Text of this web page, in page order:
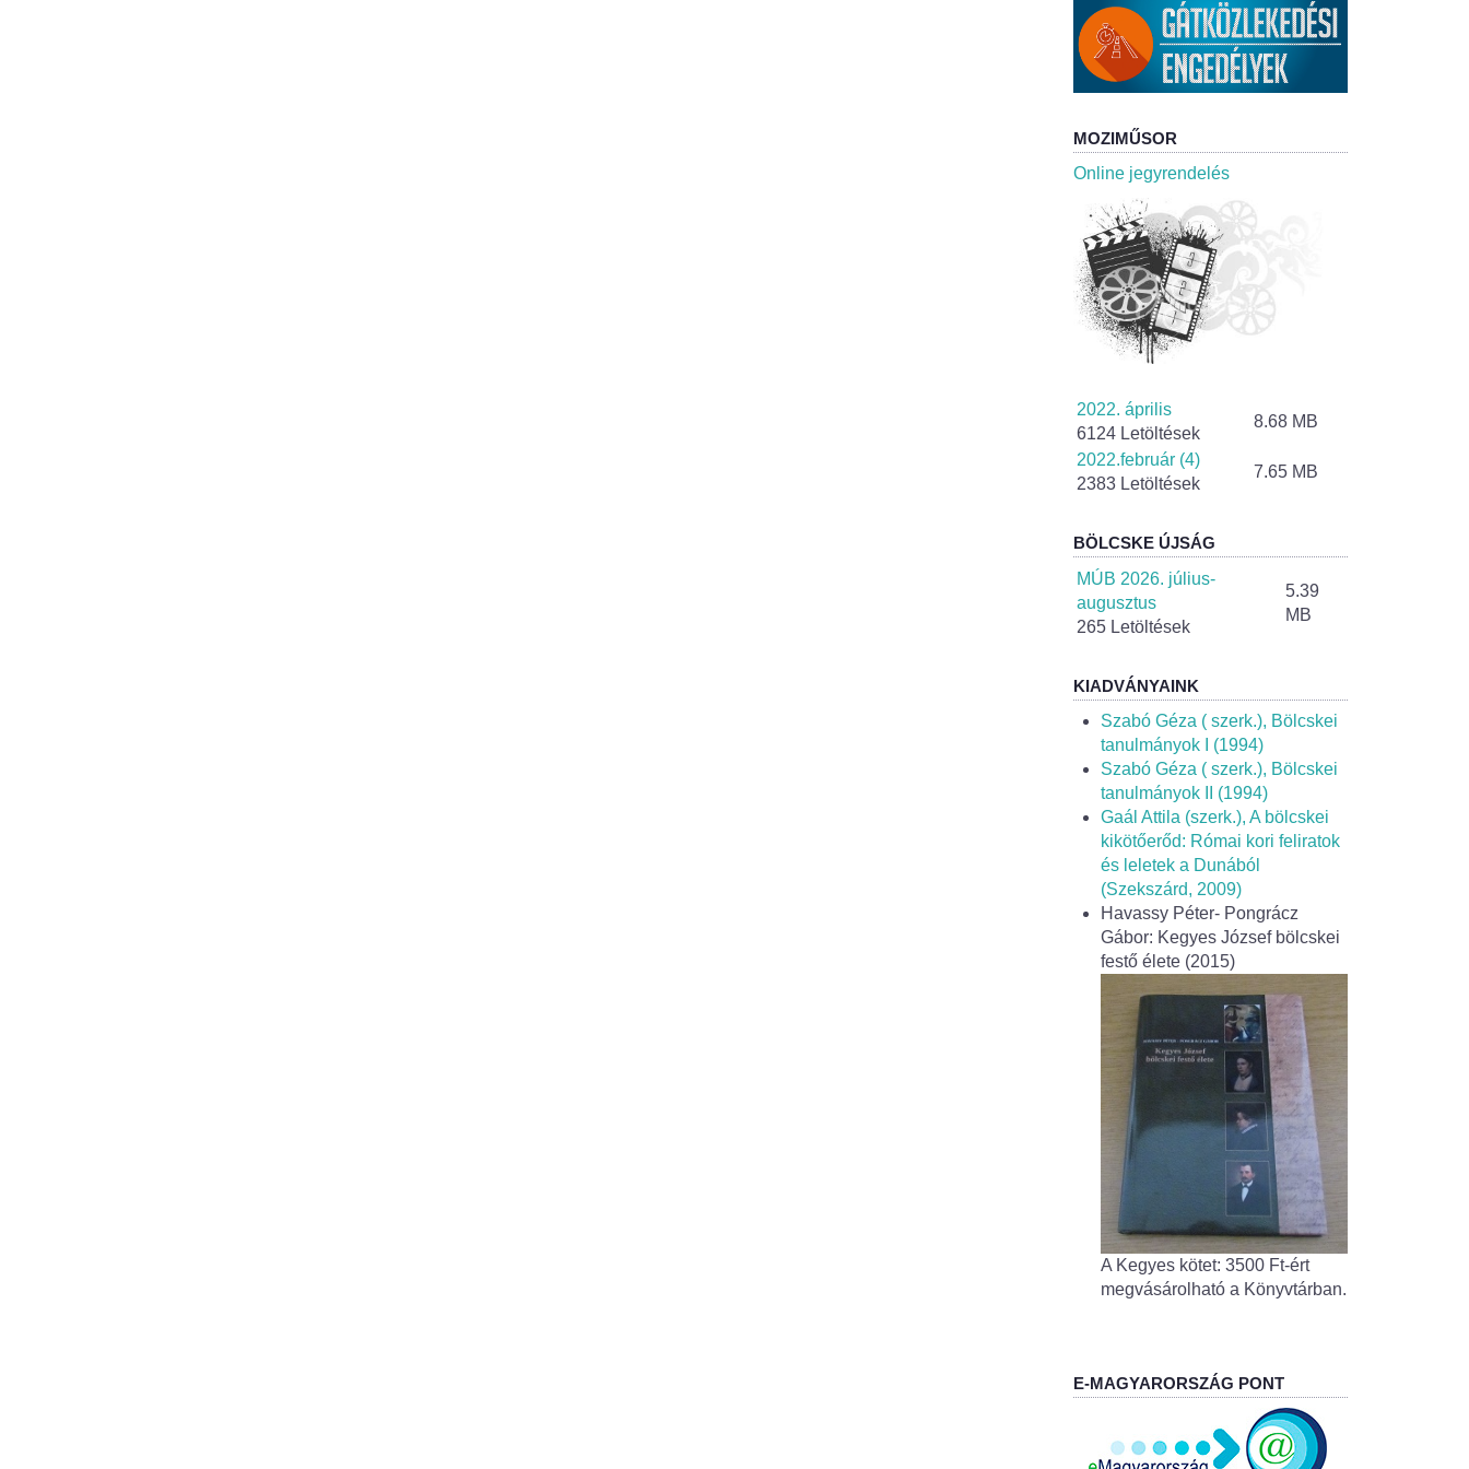
MOZIMŰSOR
Online jegyrendelés
2022. április
6124 Letöltések
8.68 MB
2022.február (4)
2383 Letöltések
7.65 MB
BÖLCSKE ÚJSÁG
MÚB 2026. július-
augusztus
265 Letöltések
5.39
MB
KIADVÁNYAINK
Szabó Géza ( szerk.), Bölcskei
tanulmányok I (1994)
Szabó Géza ( szerk.), Bölcskei
tanulmányok II (1994)
Gaál Attila (szerk.), A bölcskei
kikötőerőd: Római kori feliratok
és leletek a Dunából
(Szekszárd, 2009)
Havassy Péter- Pongrácz
Gábor: Kegyes József bölcskei
festő élete (2015)
A Kegyes kötet: 3500 Ft-ért
megvásárolható a Könyvtárban.
E-MAGYARORSZÁG PONT